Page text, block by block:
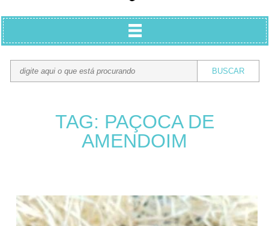
TAG: PAÇOCA DE
AMENDOIM